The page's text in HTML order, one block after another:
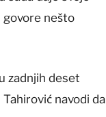
govore nešto
zadnjih deset
navodi da